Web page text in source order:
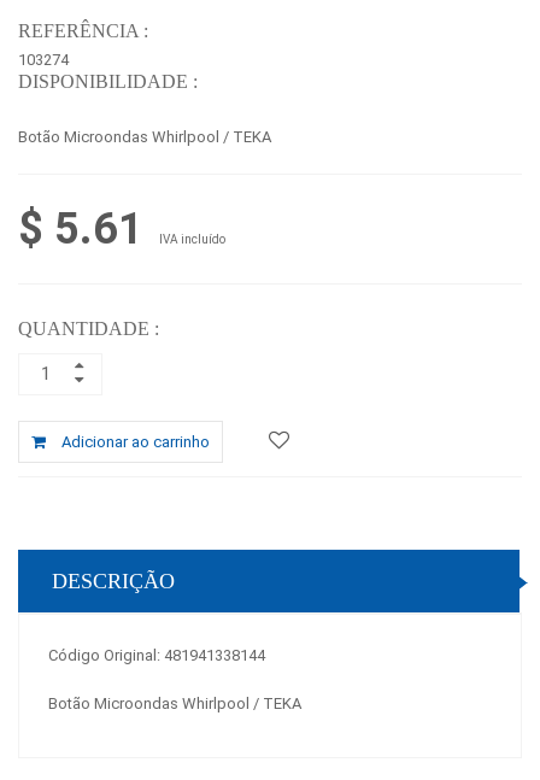
REFERÊNCIA :
103274
DISPONIBILIDADE :
Botão Microondas Whirlpool / TEKA
$ 5.61 IVA incluído
QUANTIDADE :
Adicionar ao carrinho
DESCRIÇÃO
Código Original: 481941338144
Botão Microondas Whirlpool / TEKA